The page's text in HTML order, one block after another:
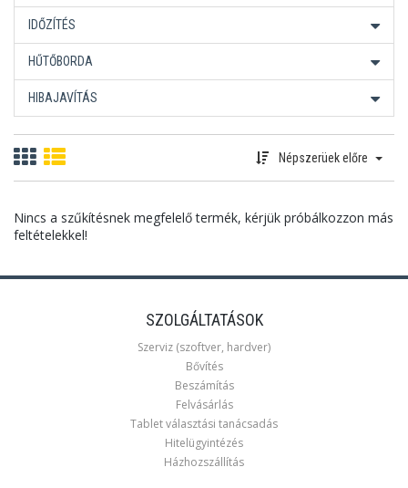
IDŐZÍTÉS
HŰTŐBORDA
HIBAJAVÍTÁS
Népszerüek előre
Nincs a szűkítésnek megfelelő termék, kérjük próbálkozzon más
feltételekkel!
SZOLGÁLTATÁSOK
Szerviz (szoftver, hardver)
Bővítés
Beszámítás
Felvásárlás
Tablet választási tanácsadás
Hitelügyintézés
Házhozszállítás